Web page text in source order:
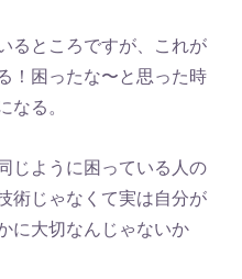
るところですが、これが
！困ったな〜と思った時
なる。
じように困っている人の
術じゃなくて実は自分が
に大切なんじゃないか